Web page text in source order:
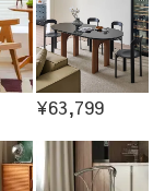
¥63,799